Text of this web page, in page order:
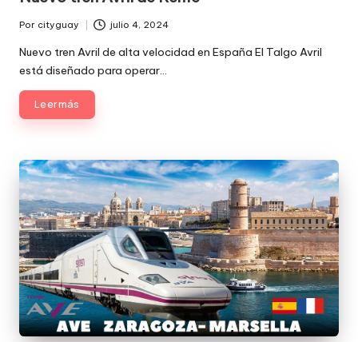
Publicado
por
Por cityguay julio 4, 2024
Nuevo tren Avril de alta velocidad en España El Talgo Avril
está diseñado para operar…
Leer más